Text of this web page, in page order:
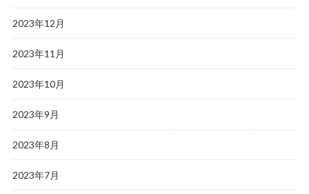
2023年12月
2023年11月
2023年10月
2023年9月
2023年8月
2023年7月